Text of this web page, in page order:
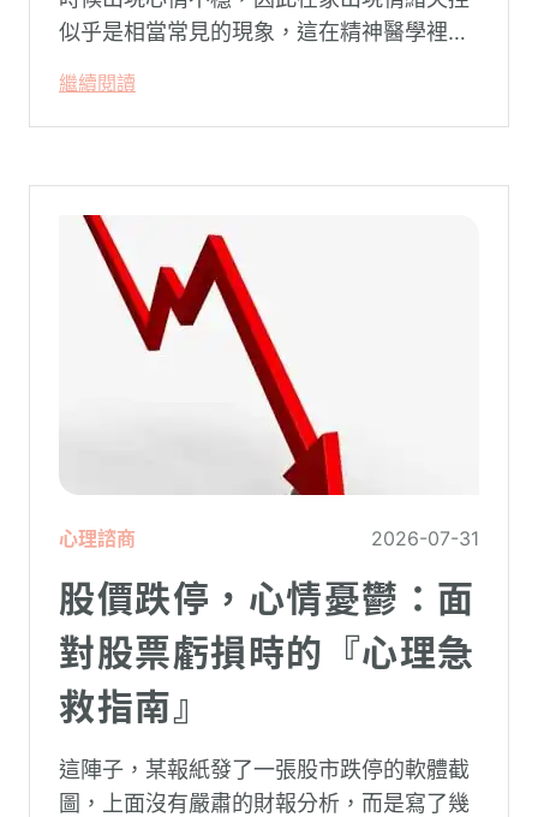
似乎是相當常見的現象，這在精神醫學裡不
系統在長久使用之下，突然在某一次需要處
理更高層次的資料時，電腦呈現當機現象，
造成重大影響。
繼續閱讀
心理諮商 2026-07-31
股價跌停，心情憂鬱：面
對股票虧損時的『心理急
救指南』
這陣子，某報紙發了一張股市跌停的軟體截
圖，上面沒有嚴肅的財報分析，而是寫了幾